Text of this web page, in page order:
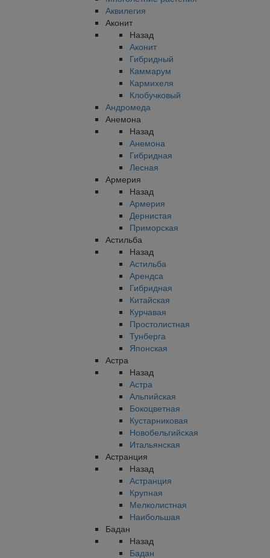
Аквилегия
Аконит
Назад
Аконит
Гибридный
Каммарум
Кармихеля
Клобучковый
Андромеда
Анемона
Назад
Анемона
Гибридная
Лесная
Армерия
Назад
Армерия
Дернистая
Приморская
Астильба
Назад
Астильба
Арендса
Гибридная
Китайская
Курчавая
Простолистная
Тунберга
Японская
Астра
Назад
Астра
Альпийская
Бокоцветная
Кустарниковая
Новобельгийская
Итальянская
Астранция
Назад
Астранция
Крупная
Мелколистная
Наибольшая
Бадан
Назад
Бадан